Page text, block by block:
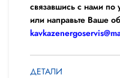
связавшись с нами по
или направьте Ваше
ДЕТАЛИ